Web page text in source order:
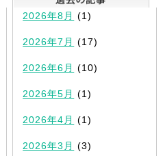
2026年8月 (1)
2026年7月 (17)
2026年6月 (10)
2026年5月 (1)
2026年4月 (1)
2026年3月 (3)